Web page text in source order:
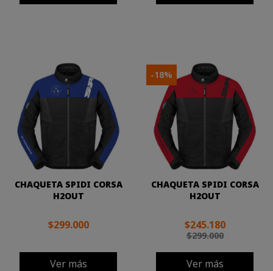
CHAQUETA SPIDI CORSA
H2OUT
$299.000
Ver más
CHAQUETA SPIDI CORSA
H2OUT
$299.000
$245.180
Ver más
-18%